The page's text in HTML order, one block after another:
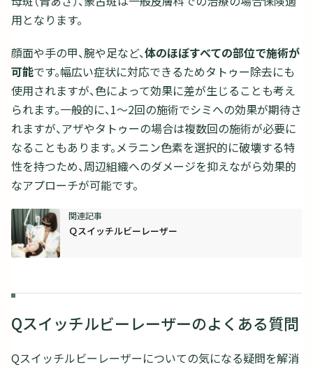
用となります。
顔面や手の甲、腕や足など、体のほぼすべての部位で施術が
可能です。幅広い症状に対応できるためタトゥー除去にも
使用されますが、色によって効果に差が生じることも考え
られます。一般的に、1〜2回の施術でシミへの効果が期待さ
れますが、アザやタトゥーの場合は複数回の施術が必要に
なることもあります。メラニン色素を選択的に破壊する特
性を持つため、周辺組織へのダメージを抑えながら効果的
なアプローチが可能です。
Ｑスイッチルビーレーザー
Qスイッチルビーレーザーのよくある質問
Qスイッチルビーレーザーについての気になる疑問を解消